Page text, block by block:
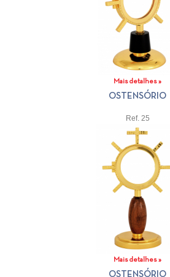
Mais detalhes »
OSTENSÓRIO
Ref. 25
Mais detalhes »
OSTENSÓRIO